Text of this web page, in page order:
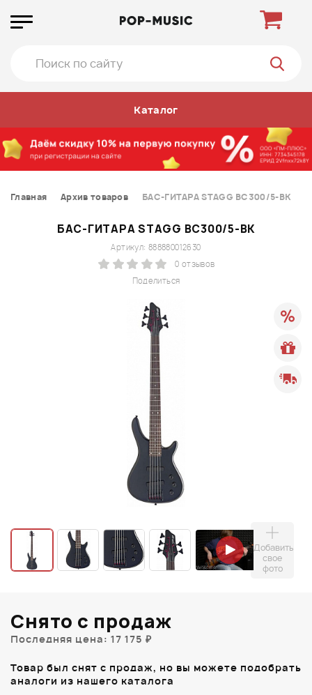
Каталог
Главная Архив товаров БАС-ГИТАРА STAGG BC300/5-BK
БАС-ГИТАРА STAGG BC300/5-BK
Поделиться
Артикул: 888880012630
0 отзывов
Добавить
свое
фото
Снято с продаж
Последняя цена: 17 175 ₽
Товар был снят с продаж, но вы можете подобрать
аналоги из нашего каталога